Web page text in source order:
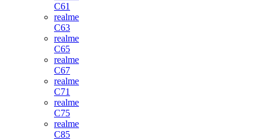
C61
realme
C63
realme
C65
realme
C67
realme
C71
realme
C75
realme
C85